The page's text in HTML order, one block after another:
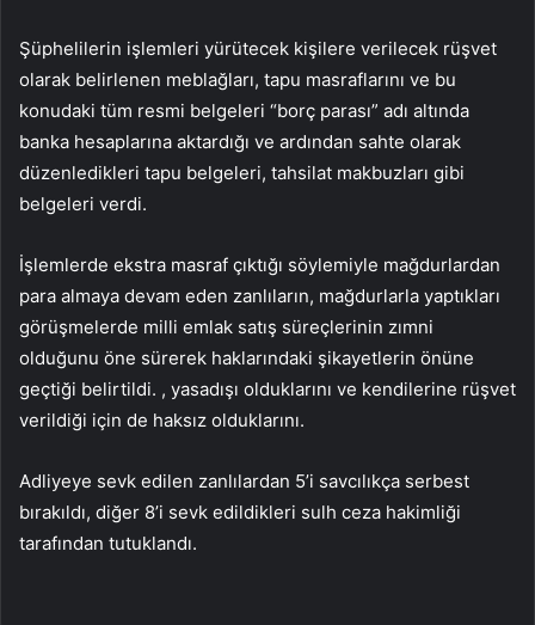
Şüphelilerin işlemleri yürütecek kişilere verilecek rüşvet
olarak belirlenen meblağları, tapu masraflarını ve bu
konudaki tüm resmi belgeleri “borç parası” adı altında
banka hesaplarına aktardığı ve ardından sahte olarak
düzenledikleri tapu belgeleri, tahsilat makbuzları gibi
belgeleri verdi.
İşlemlerde ekstra masraf çıktığı söylemiyle mağdurlardan
para almaya devam eden zanlıların, mağdurlarla yaptıkları
görüşmelerde milli emlak satış süreçlerinin zımni
olduğunu öne sürerek haklarındaki şikayetlerin önüne
geçtiği belirtildi. , yasadışı olduklarını ve kendilerine rüşvet
verildiği için de haksız olduklarını.
Adliyeye sevk edilen zanlılardan 5’i savcılıkça serbest
bırakıldı, diğer 8’i sevk edildikleri sulh ceza hakimliği
tarafından tutuklandı.